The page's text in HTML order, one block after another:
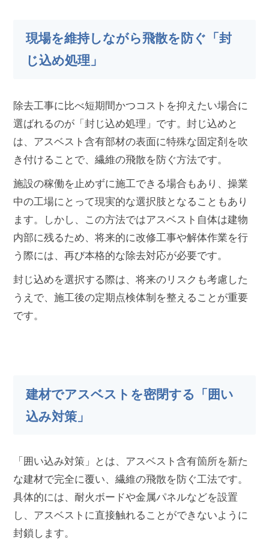
現場を維持しながら飛散を防ぐ「封
じ込め処理」
除去工事に比べ短期間かつコストを抑えたい場合に
選ばれるのが「封じ込め処理」です。封じ込めと
は、アスベスト含有部材の表面に特殊な固定剤を吹
き付けることで、繊維の飛散を防ぐ方法です。
施設の稼働を止めずに施工できる場合もあり、操業
中の工場にとって現実的な選択肢となることもあり
ます。しかし、この方法ではアスベスト自体は建物
内部に残るため、将来的に改修工事や解体作業を行
う際には、再び本格的な除去対応が必要です。
封じ込めを選択する際は、将来のリスクも考慮した
うえで、施工後の定期点検体制を整えることが重要
です。
建材でアスベストを密閉する「囲い
込み対策」
「囲い込み対策」とは、アスベスト含有箇所を新た
な建材で完全に覆い、繊維の飛散を防ぐ工法です。
具体的には、耐火ボードや金属パネルなどを設置
し、アスベストに直接触れることができないように
封鎖します。